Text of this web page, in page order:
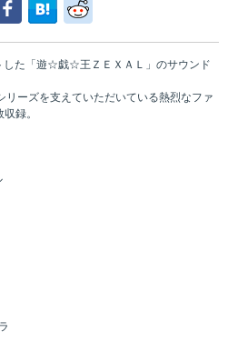
した「遊☆戯☆王ＺＥＸＡＬ」のサウンド
ーズを支えていただいている熱烈なファ
録。